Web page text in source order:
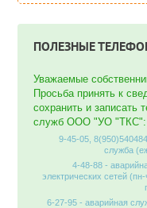
ПОЛЕЗНЫЕ
Уважаемые
Просьба принять к
сохранить и записать
служб ООО "УО "ТКС":
9-45-05,
служба
4-48-88 -
электрических сетей
6-27-95 - аварийная